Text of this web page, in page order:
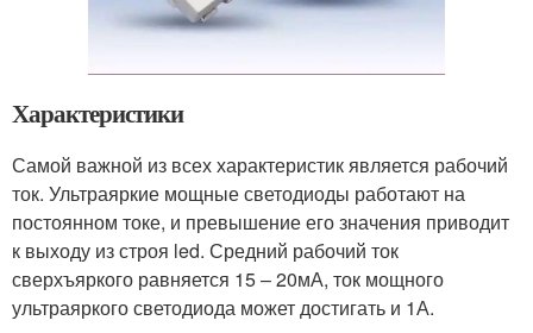
Характеристики
Самой важной из всех характеристик является рабочий
ток. Ультраяркие мощные светодиоды работают на
постоянном токе, и превышение его значения приводит
к выходу из строя led. Средний рабочий ток
сверхъяркого равняется 15 – 20мА, ток мощного
ультраяркого светодиода может достигать и 1А.